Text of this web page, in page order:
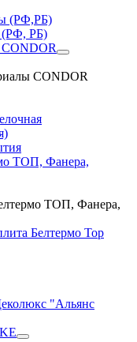
(РФ,РБ)
(РФ, РБ)
CONDOR
ТОП, Фанера,
ТОП, Фанера,
Белтермо Top
"Альянс